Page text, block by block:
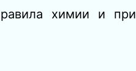
химии и при